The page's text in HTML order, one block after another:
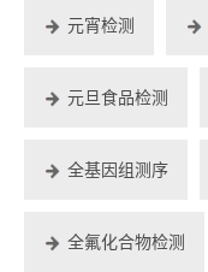
元宵检测
元旦食品检测
全基因组测序
全氟化合物检测